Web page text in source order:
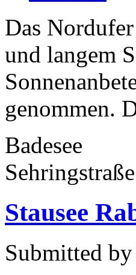
Das
und langem
genommen.
Badesee
Stausee
Submitted